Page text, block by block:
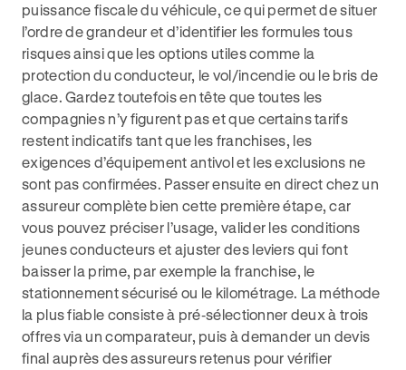
puissance fiscale du véhicule, ce qui permet de situer
l’ordre de grandeur et d’identifier les formules tous
risques ainsi que les options utiles comme la
protection du conducteur, le vol/incendie ou le bris de
glace. Gardez toutefois en tête que toutes les
compagnies n’y figurent pas et que certains tarifs
restent indicatifs tant que les franchises, les
exigences d’équipement antivol et les exclusions ne
sont pas confirmées. Passer ensuite en direct chez un
assureur complète bien cette première étape, car
vous pouvez préciser l’usage, valider les conditions
jeunes conducteurs et ajuster des leviers qui font
baisser la prime, par exemple la franchise, le
stationnement sécurisé ou le kilométrage. La méthode
la plus fiable consiste à pré‑sélectionner deux à trois
offres via un comparateur, puis à demander un devis
final auprès des assureurs retenus pour vérifier